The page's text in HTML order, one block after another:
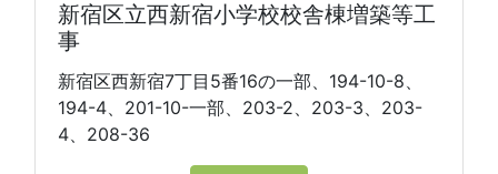
新宿区立西新宿小学校校舎棟増築等工
事
新宿区西新宿7丁目5番16の一部、194-10-8、
194-4、201-10-一部、203-2、203-3、203-
4、208-36